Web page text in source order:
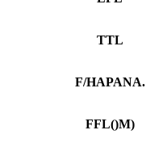
TTL
F/HAPANA.
FFL()M)